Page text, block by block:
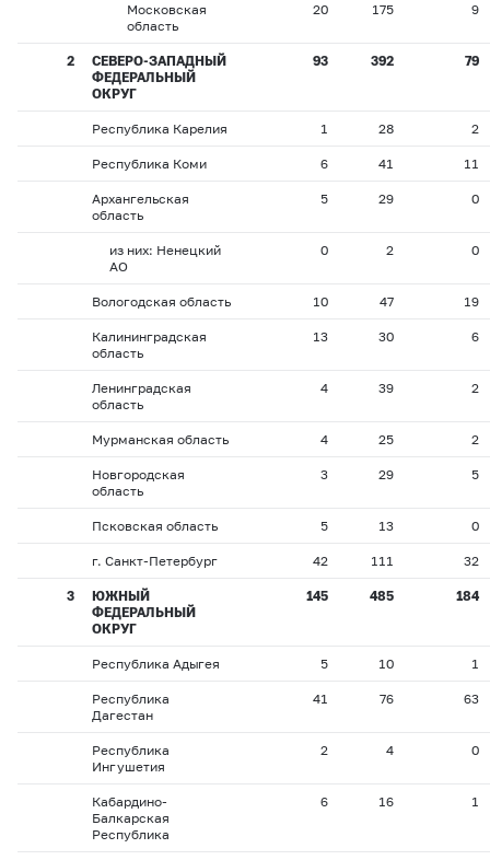
Московская
область
20 175 9
2
СЕВЕРО-ЗАПАДНЫЙ
ФЕДЕРАЛЬНЫЙ
ОКРУГ
93 392 79
Республика Карелия 1 28 2
Республика Коми 6 41 11
Архангельская
область
5 29 0
из них: Ненецкий
АО
0 2 0
Вологодская область 10 47 19
Калининградская
область
13 30 6
Ленинградская
область
4 39 2
Мурманская область 4 25 2
Новгородская
область
3 29 5
Псковская область 5 13 0
г. Санкт-Петербург 42 111 32
3
ЮЖНЫЙ
ФЕДЕРАЛЬНЫЙ
ОКРУГ
145 485 184
Республика Адыгея 5 10 1
Республика
Дагестан
41 76 63
Республика
Ингушетия
2 4 0
Кабардино-
Балкарская
Республика
6 16 1